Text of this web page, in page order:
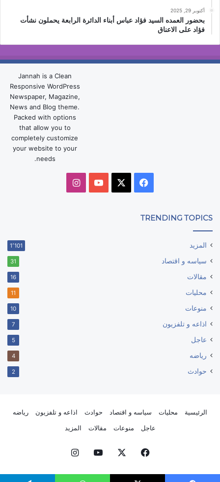
أكتوبر 29, 2025
بحضور العمده السيد فؤاد عباس أبناء الدائرة الرابعة يحملون نشأت
فؤاد على الاعناق
Jannah is a Clean
Responsive WordPress
Newspaper, Magazine,
News and Blog theme.
Packed with options
that allow you to
completely customize
your website to your
needs.
فيسبوك ‫YouTubeانستقرام
TRENDING TOPICS
المزيد 1٬101
سياسه و اقتصاد 31
مقالات 16
محليات 11
منوعات 10
اذاعه و تلفزيون 7
عاجل 5
رياضه 4
حوادث 2
الرئيسية محليات سياسه و اقتصاد حوادث اذاعه و تلفزيون
رياضه
عاجل
منوعات مقالات المزيد
فيسبوك ‫YouTubeانستقرام